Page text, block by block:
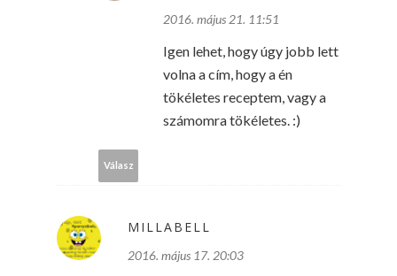
2016. május 21. 11:51
Igen lehet, hogy úgy jobb lett
volna a cím, hogy a én
tökéletes receptem, vagy a
számomra tökéletes. :)
Válasz
MILLABELL
2016. május 17. 20:03